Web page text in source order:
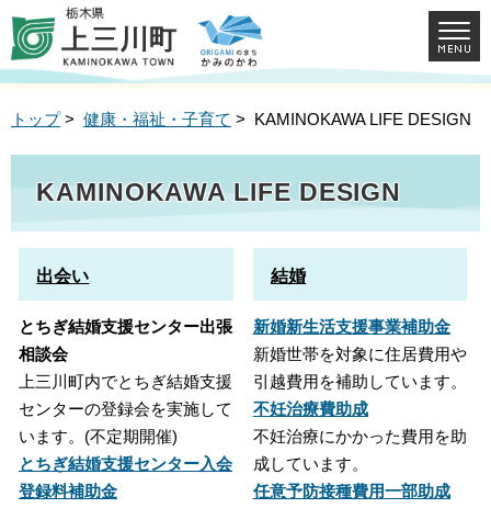
トップ> 健康・福祉・子育て > KAMINOKAWA LIFE DESIGN
KAMINOKAWA LIFE DESIGN
出会い
とちぎ結婚支援センター出張
相談会
上三川町内でとちぎ結婚支援
センターの登録会を実施して
います。(不定期開催)
とちぎ結婚支援センター入会
登録料補助金
結婚
新婚新生活支援事業補助金
新婚世帯を対象に住居費用や
引越費用を補助しています。
不妊治療費助成
不妊治療にかかった費用を助
成しています。
任意予防接種費用一部助成